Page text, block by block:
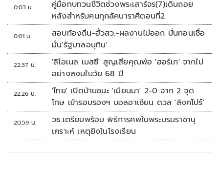
0:03 น.
คู่มือทบทวนชีวิตช่วงพระเสาร์จร(7)เดินถอย
หลังสำหรับคนทุกลัคนาราศีตอนที่2
0:01 น.
สอบท้องถิ่น-ฮั้วสว.-ผลงานไม่ออก บั่นทอนเชื่อ
มั่น'รัฐบาลอนุทิน'
22:37 น.
'ลิโอเนล เมสซี' สูญเสียคุณพ่อ 'ฮอร์เก' จากไป
อย่างสงบในวัย 68 ปี
22:26 น.
'ไทย' เปิดบ้านชนะ 'เมียนมา' 2-0 จาก 2 จุด
โทษ เข้ารอบรองฯ บอลอาเซียน ดวล 'สิงคโปร์'
20:59 น.
วธ.เตรียมพร้อม พิธีการศพในพระบรมราชานุ
เคราะห์ เหตุยิงในโรงเรียน